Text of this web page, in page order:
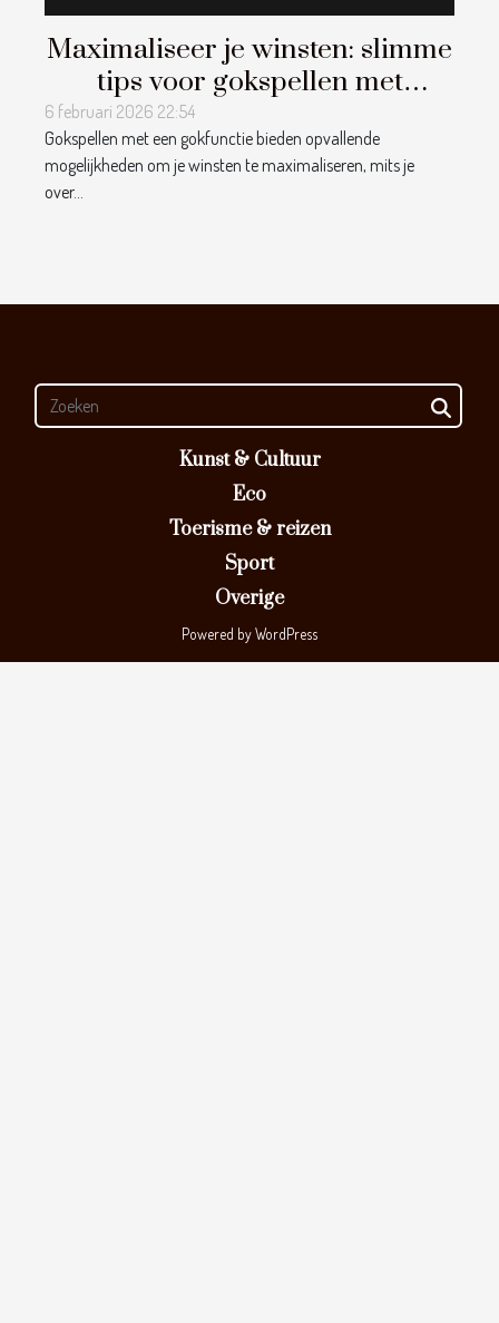
Maximaliseer je winsten: slimme
tips voor gokspellen met
gokfunctie
6 februari 2026 22:54
Gokspellen met een gokfunctie bieden opvallende
mogelijkheden om je winsten te maximaliseren, mits je
over...
Kunst & Cultuur
Eco
Toerisme & reizen
Sport
Overige
Powered by WordPress